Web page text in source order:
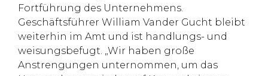
Fortführung des Unternehmens.
Geschäftsführer William Vander Gucht bleibt
weiterhin im Amt und ist handlungs- und
weisungsbefugt. „Wir haben große
Anstrengungen unternommen, um das